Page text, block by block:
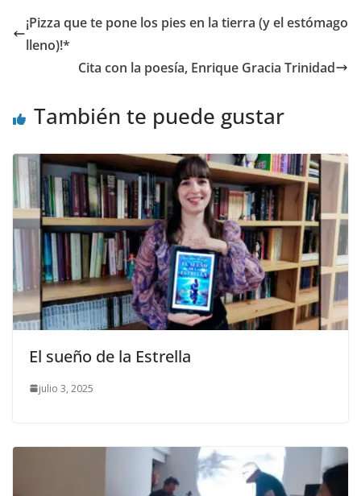
b
o
d
n
l p
ti
¡Pizza que te pone los pies en la tierra (y el estómago
lleno)!*
Cita con la poesía, Enrique Gracia Trinidad
También te puede gustar
El sueño de la Estrella
julio 3, 2025